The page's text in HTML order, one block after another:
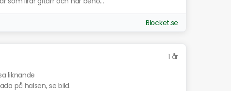
Blocket.se
1 år
liknande
på halsen, se bild.